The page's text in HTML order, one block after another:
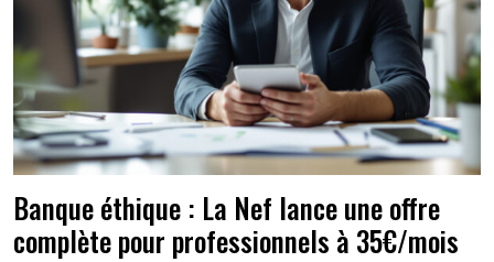
Banque éthique : La Nef lance une offre
complète pour professionnels à 35€/mois